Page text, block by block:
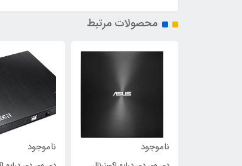
محصولات مرتبط
ناموجود ناموجود